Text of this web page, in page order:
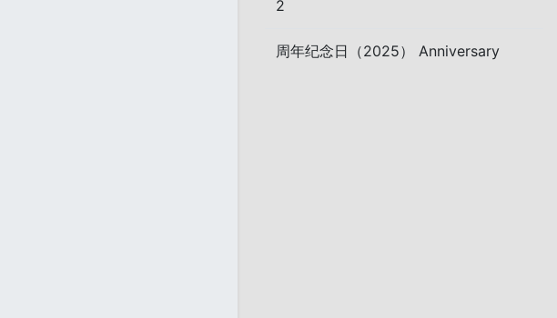
2
周年纪念日（2025） Anniversary